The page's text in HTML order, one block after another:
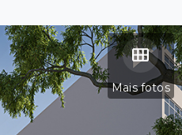
Mais fotos